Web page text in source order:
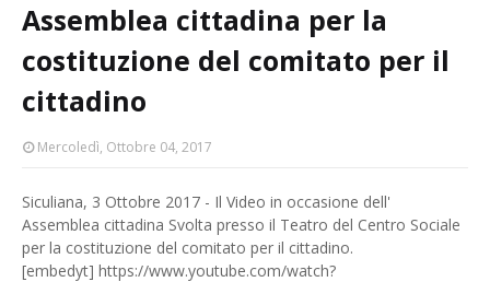
Assemblea cittadina per la
costituzione del comitato per il
cittadino
Mercoledì, Ottobre 04, 2017
Siculiana, 3 Ottobre 2017 - Il Video in occasione dell'
Assemblea cittadina Svolta presso il Teatro del Centro Sociale
per la costituzione del comitato per il cittadino.
[embedyt] https://www.youtube.com/watch?